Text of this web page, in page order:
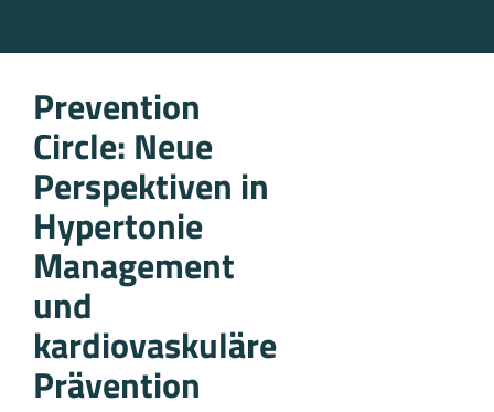
Prevention
Circle: Neue
Perspektiven in
Hypertonie
Management
und
kardiovaskuläre
Prävention